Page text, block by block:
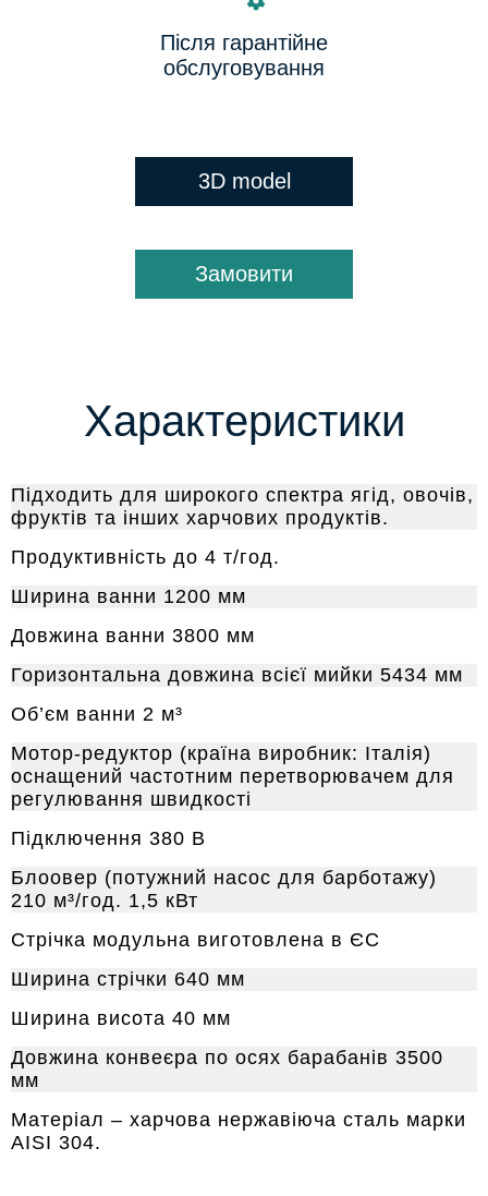
Після гарантійне
обслуговування
3D model
Замовити
Характеристики
Підходить для широкого спектра ягід, овочів,
фруктів та інших харчових продуктів.
Продуктивність до 4 т/год.
Ширина ванни 1200 мм
Довжина ванни 3800 мм
Горизонтальна довжина всієї мийки 5434 мм
Об’єм ванни 2 м³
Мотор-редуктор (країна виробник: Італія)
оснащений частотним перетворювачем для
регулювання швидкості
Підключення 380 В
Блоовер (потужний насос для барботажу)
210 м³/год. 1,5 кВт
Стрічка модульна виготовлена в ЄС
Ширина стрічки 640 мм
Ширина висота 40 мм
Довжина конвеєра по осях барабанів 3500
мм
Матеріал – харчова нержавіюча сталь марки
AISI 304.